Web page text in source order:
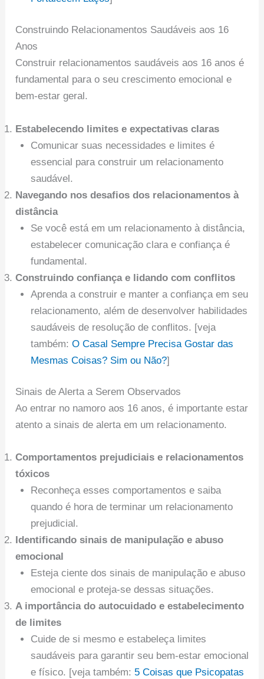
Construindo Relacionamentos Saudáveis aos 16
Anos
Construir relacionamentos saudáveis aos 16 anos é
fundamental para o seu crescimento emocional e
bem-estar geral.
Estabelecendo limites e expectativas claras
Comunicar suas necessidades e limites é
essencial para construir um relacionamento
saudável.
Navegando nos desafios dos relacionamentos à
distância
Se você está em um relacionamento à distância,
estabelecer comunicação clara e confiança é
fundamental.
Construindo confiança e lidando com conflitos
Aprenda a construir e manter a confiança em seu
relacionamento, além de desenvolver habilidades
saudáveis de resolução de conflitos. [veja
também: O Casal Sempre Precisa Gostar das
Mesmas Coisas? Sim ou Não?]
Sinais de Alerta a Serem Observados
Ao entrar no namoro aos 16 anos, é importante estar
atento a sinais de alerta em um relacionamento.
Comportamentos prejudiciais e relacionamentos
tóxicos
Reconheça esses comportamentos e saiba
quando é hora de terminar um relacionamento
prejudicial.
Identificando sinais de manipulação e abuso
emocional
Esteja ciente dos sinais de manipulação e abuso
emocional e proteja-se dessas situações.
A importância do autocuidado e estabelecimento
de limites
Cuide de si mesmo e estabeleça limites
saudáveis para garantir seu bem-estar emocional
e físico. [veja também: 5 Coisas que Psicopatas